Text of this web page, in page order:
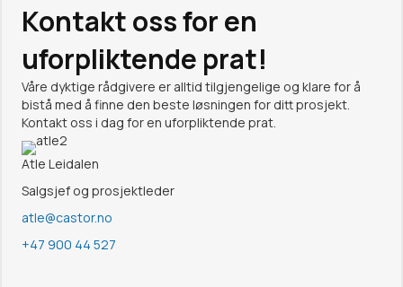
Kontakt oss for en
uforpliktende prat!
Våre dyktige rådgivere er alltid tilgjengelige og klare for å
bistå med å finne den beste løsningen for ditt prosjekt.
Kontakt oss i dag for en uforpliktende prat.
Atle Leidalen
Salgsjef og prosjektleder
atle@castor.no
+47 900 44 527